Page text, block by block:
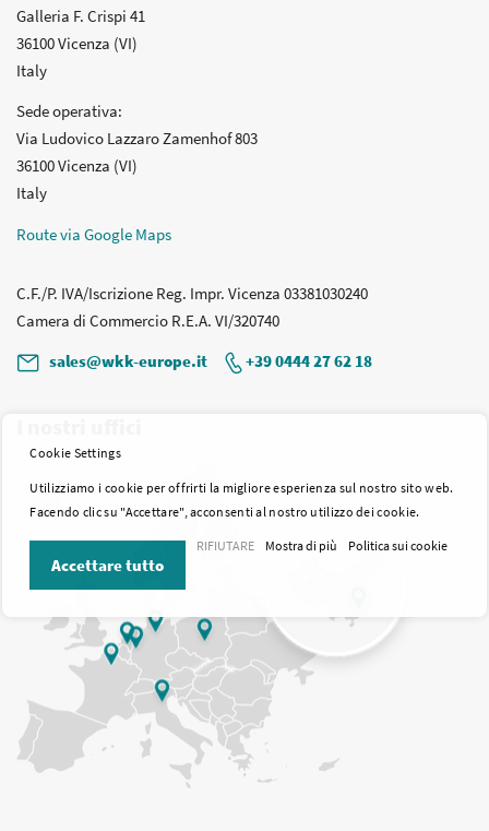
Galleria F. Crispi 41
36100 Vicenza (VI)
Italy
Sede operativa:
Via Ludovico Lazzaro Zamenhof 803
36100 Vicenza (VI)
Italy
Route via Google Maps
C.F./P. IVA/Iscrizione Reg. Impr. Vicenza 03381030240
Camera di Commercio R.E.A. VI/320740
sales@wkk-europe.it
+39 0444 27 62 18
Cookie Settings
Utilizziamo i cookie per offrirti la migliore esperienza sul nostro sito web.
Facendo clic su "Accettare", acconsenti al nostro utilizzo dei cookie.
Accettare tutto
RIFIUTARE Mostra di più Politica sui cookie